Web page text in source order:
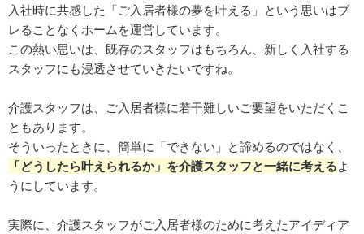
入社時に共感した「ご入居者様の夢を叶える」という思いはブ
レることなくホームを運営しています。
この熱い思いは、既存のスタッフはもちろん、新しく入社する
スタッフにも浸透させていきたいですね。
介護スタッフは、ご入居者様に若干難しいご要望をいただくこ
ともあります。
そういったときに、簡単に「できない」と諦めるのではなく、
「どうしたら叶えられるか」を介護スタッフと一緒に考えるよ
うにしています。
実際に、介護スタッフがご入居者様のために考えたアイディア